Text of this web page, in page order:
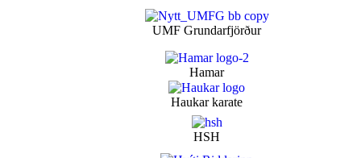
UMF Grundarfjörður
Hamar
Haukar karate
HSH